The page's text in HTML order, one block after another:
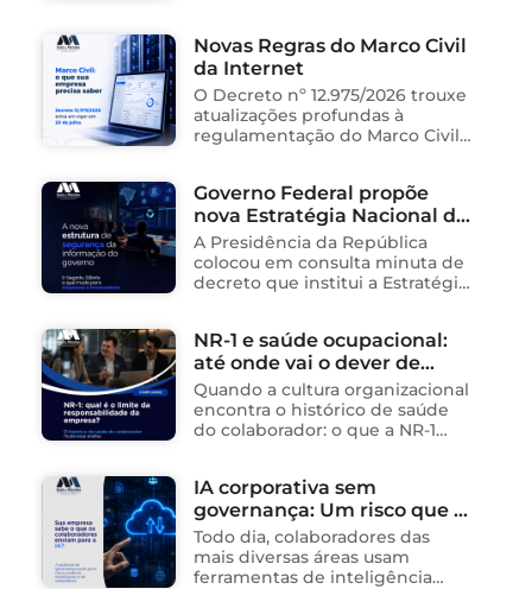
organização social responsável
pela gestão de unidades
públicas de saúde …
Novas Regras do Marco Civil
da Internet
O Decreto nº 12.975/2026 trouxe
atualizações profundas à
regulamentação do Marco Civil
operações de empresas de
tecnologia no Brasil. Para ajudar
na …
Governo Federal propõe
nova Estratégia Nacional de
Segurança da Informação e
cria sistema integrado de
governança para órgãos
A Presidência da República
colocou em consulta minuta de
decreto que institui a Estratégia
Sistema Integrado de
Segurança da Informação
(SISInfo), estabelecendo …
NR-1 e saúde ocupacional:
até onde vai o dever de
cuidado da empresa?
Quando a cultura organizacional
encontra o histórico de saúde
do colaborador: o que a NR-1
um dos ambientes mais
propícios para …
IA corporativa sem
governança: Um risco que já
está acontecendo
Todo dia, colaboradores das
mais diversas áreas usam
ferramentas de inteligência